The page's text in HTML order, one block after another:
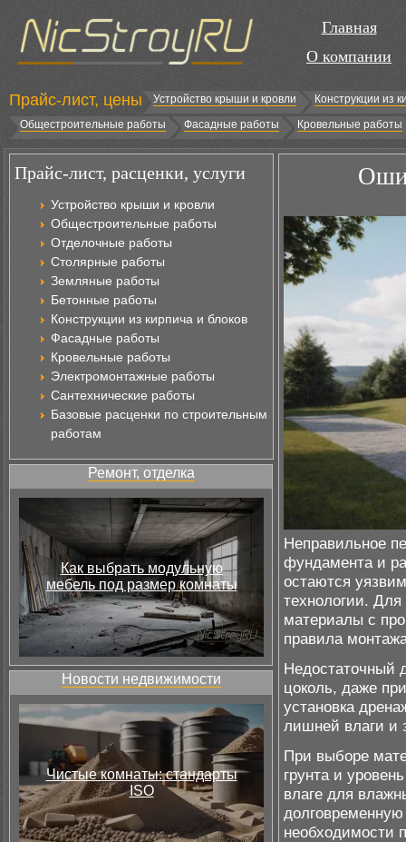
Главная
О компании
Прайс-лист, цены Устройство крыши и кровли
Конструкции из
Общестроительные работы
Фасадные работы Кровельные работы
Прайс-лист, расценки, услуги
Устройство крыши и кровли
Общестроительные работы
Отделочные работы
Столярные работы
Земляные работы
Бетонные работы
Конструкции из кирпича и блоков
Фасадные работы
Кровельные работы
Электромонтажные работы
Сантехнические работы
Базовые расценки по строительным
работам
Ремонт, отделка
Как выбрать модульную
мебель под размер комнаты
Новости недвижимости
Чистые комнаты: стандарты
ISO
Неправильное
фундамента и
остаются
технологии. Для
материалы с
правила
Недостаточный
цоколь, даже
установка
лишней влаги и
При выборе
грунта и
влаге для
необходимости